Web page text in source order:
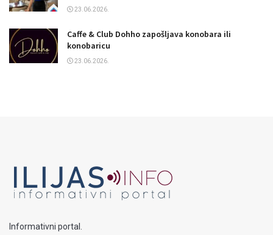
23.06.2026.
Caffe & Club Dohho zapošljava konobara ili
konobaricu
23.06.2026.
Informativni portal.